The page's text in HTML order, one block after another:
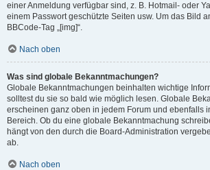
einer Anmeldung verfügbar sind, z. B. Hotmail- oder
einem Passwort geschützte Seiten usw. Um das Bild
BBCode-Tag „[img]“.
Nach oben
Was sind globale Bekanntmachungen?
Globale Bekanntmachungen beinhalten wichtige
solltest du sie so bald wie möglich lesen. Globale
erscheinen ganz oben in jedem Forum und ebenfalls
Bereich. Ob du eine globale Bekanntmachung
hängt von den durch die Board-Administration
ab.
Nach oben